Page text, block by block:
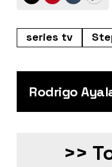
series tv
Rodrigo
>>